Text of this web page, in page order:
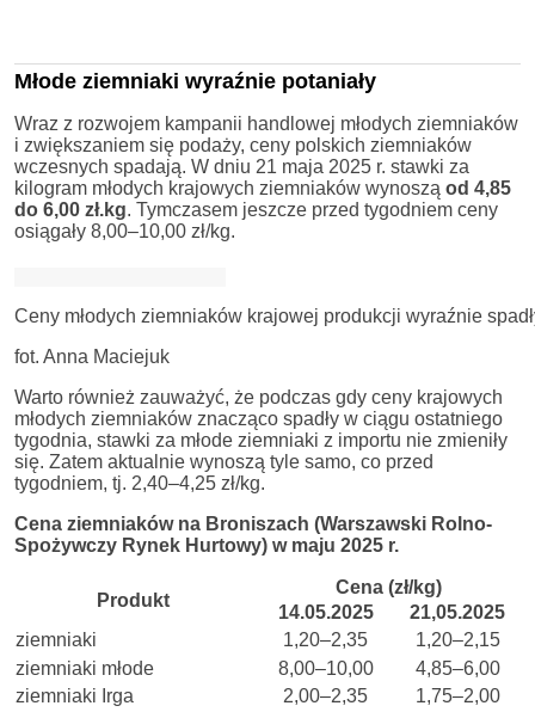
Młode ziemniaki wyraźnie potaniały
Wraz z rozwojem kampanii handlowej młodych ziemniaków
i zwiększaniem się podaży, ceny polskich ziemniaków
wczesnych spadają. W dniu 21 maja 2025 r. stawki za
kilogram młodych krajowych ziemniaków wynoszą od 4,85
do 6,00 zł.kg. Tymczasem jeszcze przed tygodniem ceny
osiągały 8,00–10,00 zł/kg.
Ceny młodych ziemniaków krajowej produkcji wyraźnie
fot. Anna Maciejuk
Warto również zauważyć, że podczas gdy ceny krajowych
młodych ziemniaków znacząco spadły w ciągu ostatniego
tygodnia, stawki za młode ziemniaki z importu nie zmieniły
się. Zatem aktualnie wynoszą tyle samo, co przed
tygodniem, tj. 2,40–4,25 zł/kg.
Cena ziemniaków na Broniszach (Warszawski Rolno-
Spożywczy Rynek Hurtowy) w maju 2025 r.
Produkt
Cena (zł/kg)
14.05.2025
21,05.2025
ziemniaki
1,20–2,35
1,20–2,15
ziemniaki młode
8,00–10,00
4,85–6,00
ziemniaki Irga
2,00–2,35
1,75–2,00